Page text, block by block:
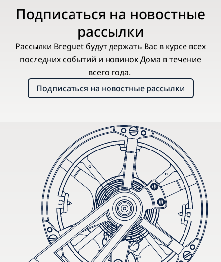
Подписаться на новостные
рассылки
Рассылки Breguet будут держать Вас в курсе всех
последних событий и новинок Дома в течение
всего года.
Подписаться на новостные рассылки